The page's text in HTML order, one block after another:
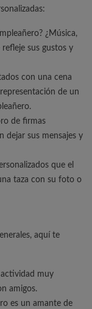
¿Música,
sus gustos y
con una cena
de un
de firmas
dejar sus mensajes y
que el
taza con su foto o
aquí te
actividad muy
amigos.
es un amante de